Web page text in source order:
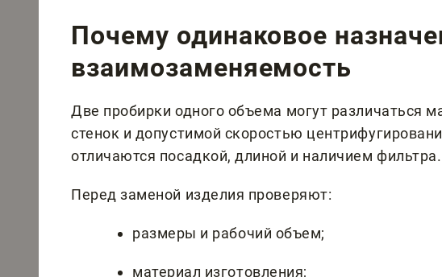
Почему одинаковое
взаимозаменяемость
Две пробирки одного объема могут различаться
стенок и допустимой скоростью
отличаются посадкой, длиной и наличием фильтра.
Перед заменой изделия проверяют:
размеры и рабочий объем;
материал изготовления;